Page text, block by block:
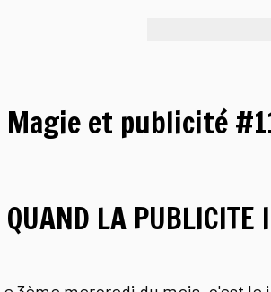
Magie et publicité
QUAND LA